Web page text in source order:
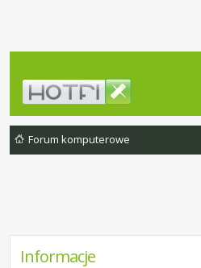
Forum komputerowe
Informacje